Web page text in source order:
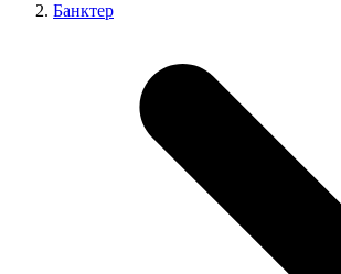
Банктер